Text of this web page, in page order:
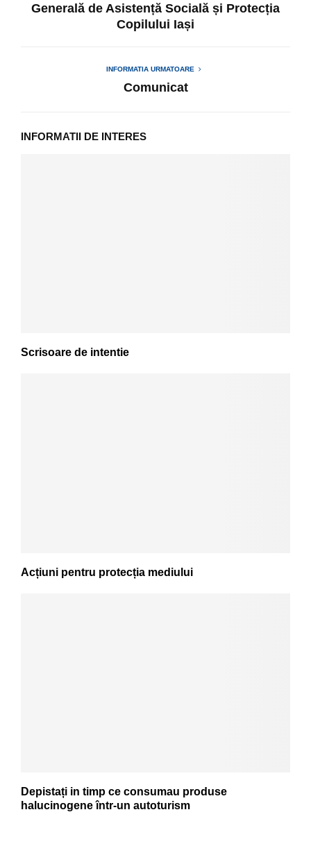
Generală de Asistență Socială și Protecția
Copilului Iași
INFORMATIA URMATOARE
Comunicat
INFORMATII DE INTERES
Scrisoare de intentie
Acțiuni pentru protecția mediului
Depistați in timp ce consumau produse
halucinogene într-un autoturism